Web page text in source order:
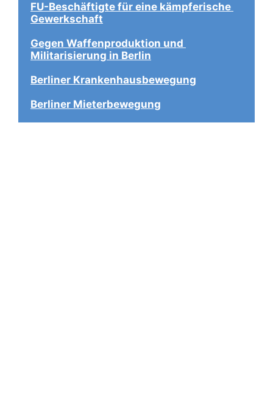
FU-Beschäftigte für eine kämpferische
Gewerkschaft
Gegen Waffenproduktion und
Militarisierung in Berlin
Berliner Krankenhausbewegung
Berliner Mieterbewegung